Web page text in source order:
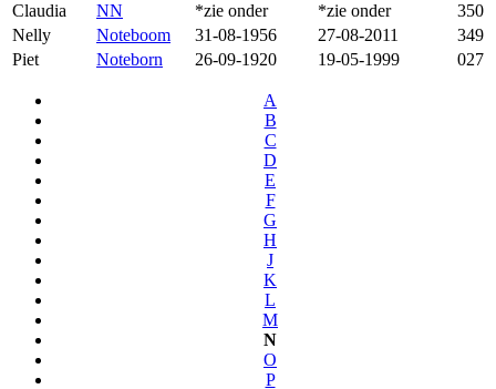
Claudia
NN *zie onder *zie onder
350
Nelly
Noteboom 31-08-1956 27-08-2011
349
Piet
Noteborn 26-09-1920 19-05-1999 027
A
B
C
D
E
F
G
H
J
K
L
M
N
O
P